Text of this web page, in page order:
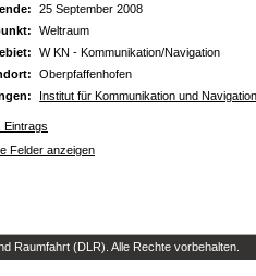
25 September 2008
Weltraum
W KN - Kommunikation/Navigation
Oberpfaffenhofen
Institut für Kommunikation und
Eintrags
Felder anzeigen
Raumfahrt (DLR). Alle Rechte vorbehalten.